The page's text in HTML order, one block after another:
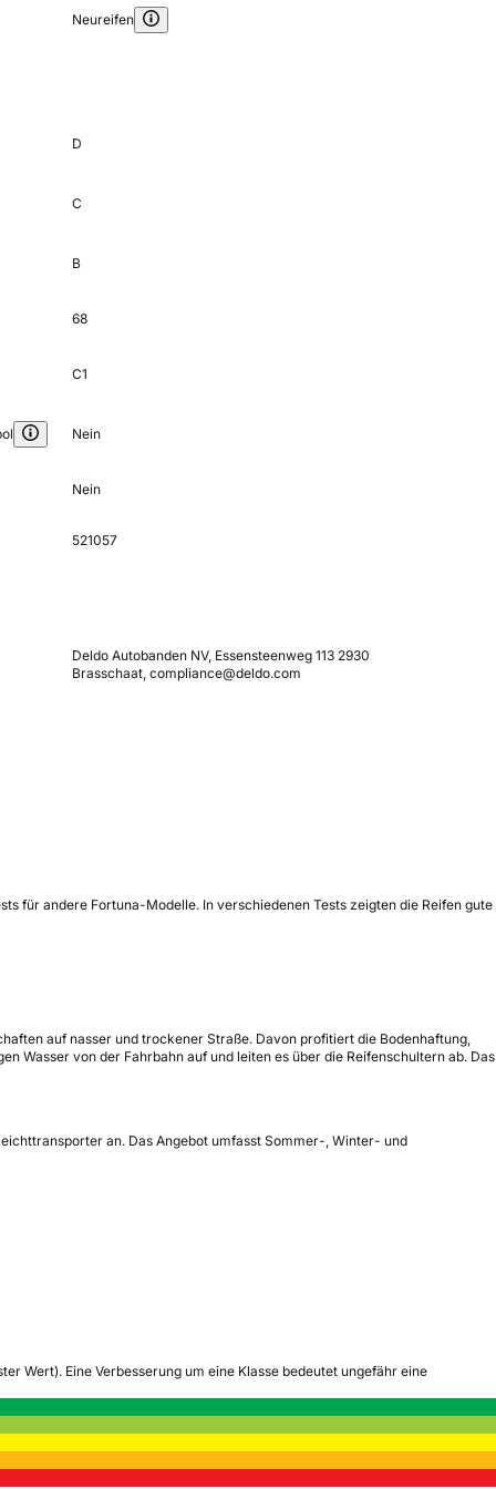
Neureifen
D
C
B
68
C1
Nein
Nein
521057
Deldo Autobanden NV, Essensteenweg 113 2930
Brasschaat, compliance@deldo.com
für andere Fortuna-Modelle. In verschiedenen Tests zeigten die Reifen gute
auf nasser und trockener Straße. Davon profitiert die Bodenhaftung,
Wasser von der Fahrbahn auf und leiten es über die Reifenschultern ab. Das
an. Das Angebot umfasst Sommer-, Winter- und
Wert). Eine Verbesserung um eine Klasse bedeutet ungefähr eine